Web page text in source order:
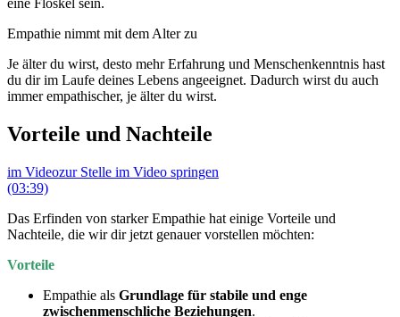
eine Floskel sein.
Empathie nimmt mit dem Alter zu
Je älter du wirst, desto mehr Erfahrung und Menschenkenntnis hast
du dir im Laufe deines Lebens angeeignet. Dadurch wirst du auch
immer empathischer, je älter du wirst.
Vorteile und Nachteile
im Videozur Stelle im Video springen
(03:39)
Das Erfinden von starker Empathie hat einige Vorteile und
Nachteile, die wir dir jetzt genauer vorstellen möchten:
Vorteile
Empathie als Grundlage für stabile und enge
zwischenmenschliche Beziehungen.